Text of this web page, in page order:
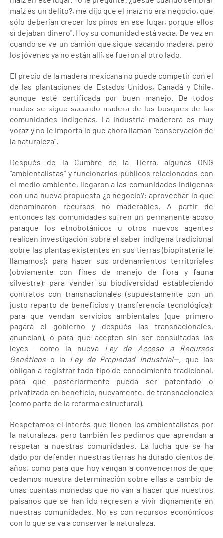
maíz es un delito?, me dijo que el maíz no era negocio, que
sólo deberían crecer los pinos en ese lugar, porque ellos
sí dejaban dinero". Hoy su comunidad está vacía. De vez en
cuando se ve un camión que sigue sacando madera, pero
los jóvenes ya no están allí, se fueron al otro lado.
El precio de la madera mexicana no puede competir con el
de las plantaciones de Estados Unidos, Canadá y Chile,
aunque esté certificada por buen manejo. De todos
modos se sigue sacando madera de los bosques de las
comunidades indígenas. La industria maderera es muy
voraz y no le importa lo que ahora llaman "conservación de
la naturaleza".
Después de la Cumbre de la Tierra, algunas ONG
"ambientalistas" y funcionarios públicos relacionados con
el medio ambiente, llegaron a las comunidades indígenas
con una nueva propuesta ¿o negocio?: aprovechar lo que
denominaron recursos no maderables. A partir de
entonces las comunidades sufren un permanente acoso
paraque los etnobotánicos u otros nuevos agentes
realicen investigación sobre el saber indígena tradicional
sobre las plantas existentes en sus tierras (biopiratería le
llamamos); para hacer sus ordenamientos territoriales
(obviamente con fines de manejo de flora y fauna
silvestre); para vender su biodiversidad estableciendo
contratos con transnacionales (supuestamente con un
justo reparto de beneficios y transferencia tecnológica);
para que vendan servicios ambientales (que primero
pagará el gobierno y después las transnacionales,
anuncian), o para que acepten sin ser consultadas las
leyes --como la nueva
Ley de Acceso a Recursos
Genéticos o la Ley de Propiedad Industrial--, que las
obligan a registrar todo tipo de conocimiento tradicional,
para que posteriormente pueda ser patentado o
privatizado en beneficio, nuevamente, de transnacionales
(como parte de la reforma estructural).
Respetamos el interés que tienen los ambientalistas por
la naturaleza, pero también les pedimos que aprendan a
respetar a nuestras comunidades. La lucha que se ha
dado por defender nuestras tierras ha durado cientos de
años, como para que hoy vengan a convencernos de que
cedamos nuestra determinación sobre ellas a cambio de
unas cuantas monedas que no van a hacer que nuestros
paisanos que se han ido regresen a vivir dignamente en
nuestras comunidades. No es con recursos económicos
con lo que se va a conservar la naturaleza.